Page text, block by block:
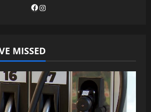
Facebook
Instagram
MISSED